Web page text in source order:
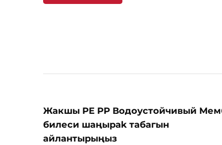
INDOBUILDTECH 2025 көргөзмөсүндө чоң
Жакшы PE PP Водоустойчивый
билеси шаңырak табагын
айлантырыңыз